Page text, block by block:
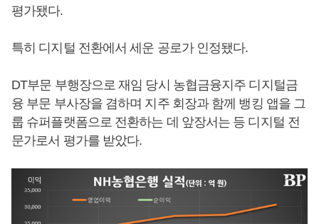
평가됐다.
특히 디지털 전환에서 세운 공로가 인정됐다.
DT부문 부행장으로 재임 당시 농협금융지주 디지털금
융 부문 부사장을 겸하며 지주 회장과 함께 뱅킹 앱을 그
룹 슈퍼플랫폼으로 전환하는 데 앞장서는 등 디지털 전
문가로서 평가를 받았다.